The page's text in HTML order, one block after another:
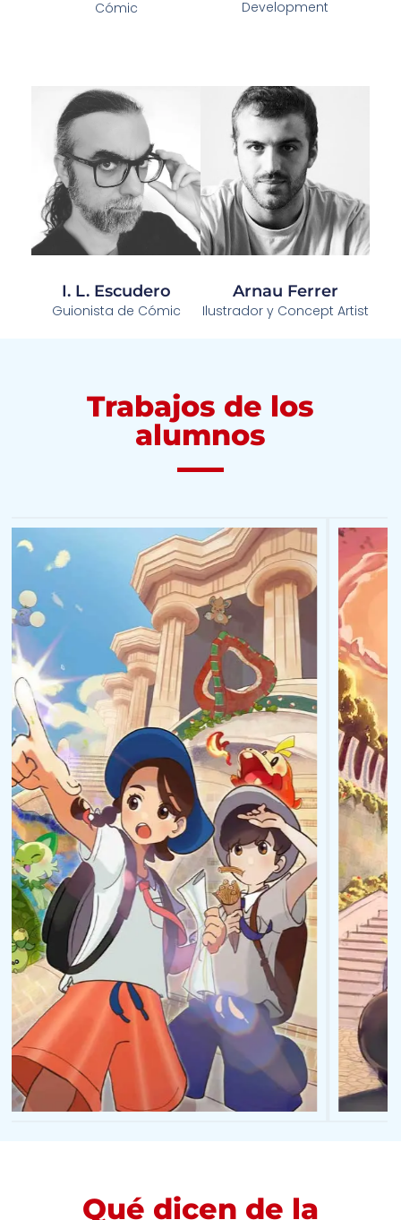
Cómic Development
I. L. Escudero
Guionista de Cómic
Arnau Ferrer
Ilustrador y Concept Artist
Trabajos de los
alumnos
Qué dicen de la